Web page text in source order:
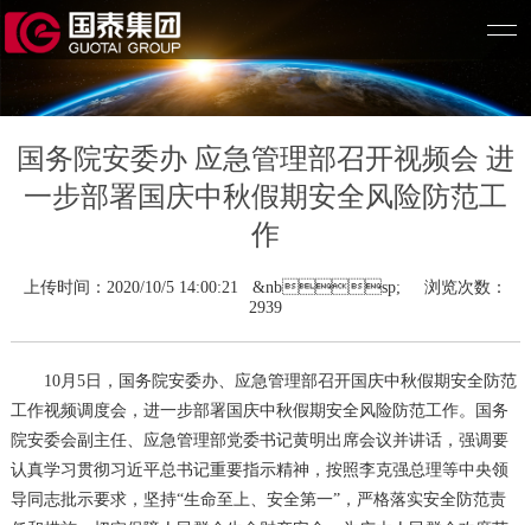
国务院安委办 应急管理部召开视频会 进
一步部署国庆中秋假期安全风险防范工
作
上传时间：2020/10/5 14:00:21 &nbsp; 浏览次数：
2939
10月5日，国务院安委办、应急管理部召开国庆中秋假期安全防范
工作视频调度会，进一步部署国庆中秋假期安全风险防范工作。国务
院安委会副主任、应急管理部党委书记黄明出席会议并讲话，强调要
认真学习贯彻习近平总书记重要指示精神，按照李克强总理等中央领
导同志批示要求，坚持“生命至上、安全第一”，严格落实安全防范责